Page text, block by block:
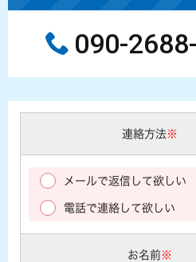
090-
連絡方法※
メールで返信して欲しい
電話で連絡して欲しい
お名前※